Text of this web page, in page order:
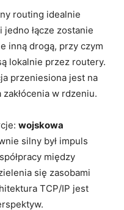
routing idealnie
łącze zostanie
inną drogą, przy czym
lokalnie przez routery.
przeniesiona jest na
w rdzeniu.
wojskowa
silny był impuls
między
się zasobami
TCP/IP jest